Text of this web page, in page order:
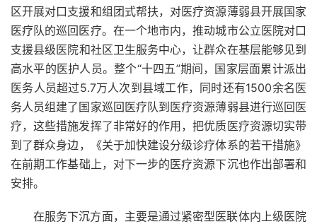
区开展对口支援和组团式帮扶，对医疗资源薄弱县开展国家
医疗队的巡回医疗。在一个地市内，推动城市公立医院对口
支援县级医院和社区卫生服务中心，让群众在基层能够见到
高水平的医护人员。整个“十四五”期间，国家层面累计派出
医务人员超过5.7万人次到县域工作，同时还有1500余名医
务人员组建了国家巡回医疗队到医疗资源薄弱县进行巡回医
疗，这些措施发挥了非常好的作用 ，把优质医疗资源切实带
到了群众身边，《关于加快建设分级诊疗体系的若干措施》
在前期工作基础上，对下一步的医疗资源下沉也作出部署和
安排。
在服务下沉方面，主要是通过紧密型医联体内上级医院